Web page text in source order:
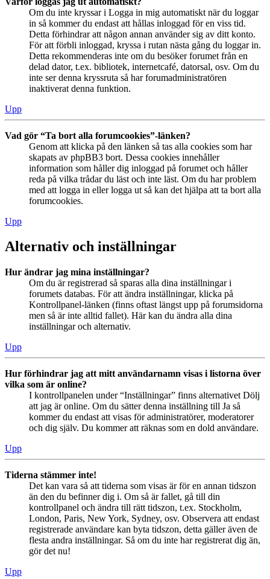
Om du inte kryssar i Logga in mig automatiskt när du loggar
in så kommer du endast att hållas inloggad för en viss tid.
Detta förhindrar att någon annan använder sig av ditt konto.
För att förbli inloggad, kryssa i rutan nästa gång du loggar in.
Detta rekommenderas inte om du besöker forumet från en
delad dator, t.ex. bibliotek, internetcafé, datorsal, osv. Om du
inte ser denna kryssruta så har forumadministratören
inaktiverat denna funktion.
Upp
Vad gör “Ta bort alla forumcookies”-länken?
Genom att klicka på den länken så tas alla cookies som har
skapats av phpBB3 bort. Dessa cookies innehåller
information som håller dig inloggad på forumet och håller
reda på vilka trådar du läst och inte läst. Om du har problem
med att logga in eller logga ut så kan det hjälpa att ta bort alla
forumcookies.
Upp
Alternativ och inställningar
Hur ändrar jag mina inställningar?
Om du är registrerad så sparas alla dina inställningar i
forumets databas. För att ändra inställningar, klicka på
Kontrollpanel-länken (finns oftast längst upp på forumsidorna
men så är inte alltid fallet). Här kan du ändra alla dina
inställningar och alternativ.
Upp
Hur förhindrar jag att mitt användarnamn visas i listorna över
vilka som är online?
I kontrollpanelen under “Inställningar” finns alternativet Dölj
att jag är online. Om du sätter denna inställning till Ja så
kommer du endast att visas för administratörer, moderatorer
och dig själv. Du kommer att räknas som en dold användare.
Upp
Tiderna stämmer inte!
Det kan vara så att tiderna som visas är för en annan tidszon
än den du befinner dig i. Om så är fallet, gå till din
kontrollpanel och ändra till rätt tidszon, t.ex. Stockholm,
London, Paris, New York, Sydney, osv. Observera att endast
registrerade användare kan byta tidszon, detta gäller även de
flesta andra inställningar. Så om du inte har registrerat dig än,
gör det nu!
Upp